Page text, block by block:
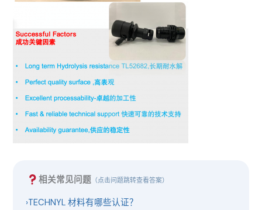
相关常见问题（点击问题跳转查看答案）
›TECHNYL 材料有哪些认证？